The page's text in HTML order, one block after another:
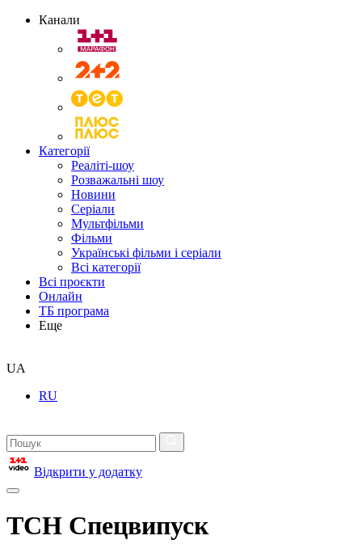
Канали
Категорії
Реаліті-шоу
Розважальні шоу
Новини
Серіали
Мультфільми
Фільми
Українські фільми і серіали
Всі категорії
Всі проєкти
Онлайн
ТБ програма
Еще
UA
RU
Відкрити у додатку
ТСН Спецвипуск